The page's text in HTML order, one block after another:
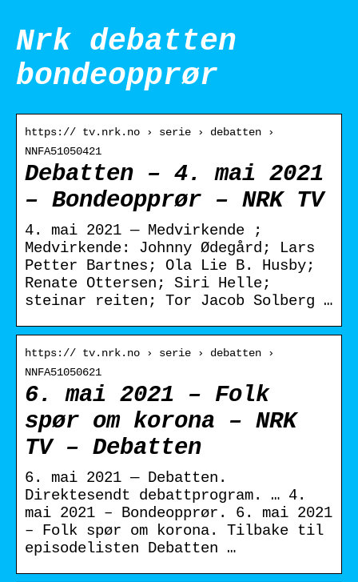
Nrk debatten
bondeopprør
https:// tv.nrk.no › serie › debatten ›
NNFA51050421
Debatten – 4. mai 2021
– Bondeopprør – NRK TV
4. mai 2021 — Medvirkende ;
Medvirkende: Johnny Ødegård; Lars
Petter Bartnes; Ola Lie B. Husby;
Renate Ottersen; Siri Helle;
steinar reiten; Tor Jacob Solberg …
https:// tv.nrk.no › serie › debatten ›
NNFA51050621
6. mai 2021 – Folk
spør om korona – NRK
TV – Debatten
6. mai 2021 — Debatten.
Direktesendt debattprogram. … 4.
mai 2021 – Bondeopprør. 6. mai 2021
– Folk spør om korona. Tilbake til
episodelisten Debatten …